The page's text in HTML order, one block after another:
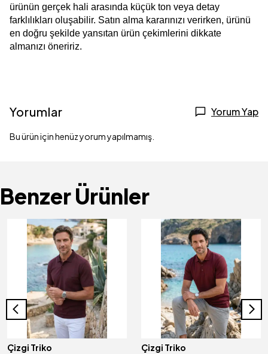
ürünün gerçek hali arasında küçük ton veya detay
farklılıkları oluşabilir. Satın alma kararınızı verirken, ürünü
en doğru şekilde yansıtan ürün çekimlerini dikkate
almanızı öneririz.
Yorumlar Yorum Yap
Bu ürün için henüz yorum yapılmamış.
Benzer Ürünler
Çizgi Triko Çizgi Triko